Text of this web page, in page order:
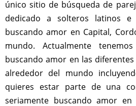
único sitio de búsqueda de
dedicado a solteros latinos e
buscando amor en Capital,
mundo. Actualmente
buscando amor en las
alrededor del mundo
quieres estar parte de una
seriamente buscando amor en